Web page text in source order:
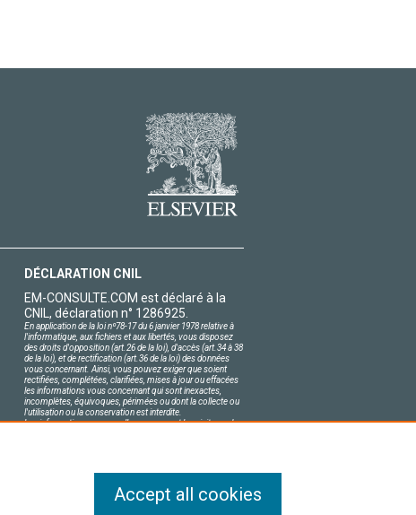
DÉCLARATION CNIL
EM-CONSULTE.COM est déclaré à la
CNIL, déclaration n° 1286925.
En application de la loi nº78-17 du 6 janvier 1978 relative à
l'informatique, aux fichiers et aux libertés, vous disposez
des droits d'opposition (art.26 de la loi), d'accès (art.34 à 38
de la loi), et de rectification (art.36 de la loi) des données
vous concernant. Ainsi, vous pouvez exiger que soient
rectifiées, complétées, clarifiées, mises à jour ou effacées
les informations vous concernant qui sont inexactes,
incomplètes, équivoques, périmées ou dont la collecte ou
l'utilisation ou la conservation est interdite.
Les informations personnelles concernant les visiteurs de
Accept all cookies